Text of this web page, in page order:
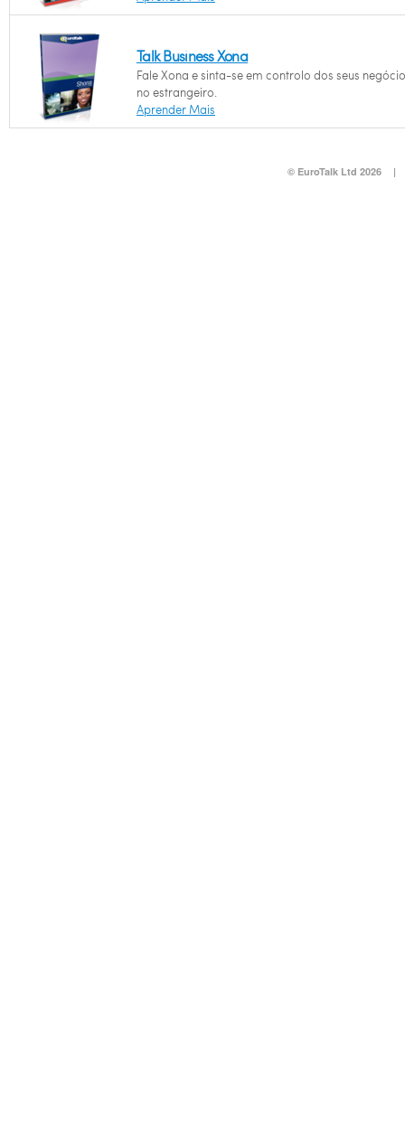
Talk Business Xona
Fale Xona e sinta-se em controlo dos seus
no estrangeiro.
Aprender Mais
© EuroTalk Ltd 2026 |